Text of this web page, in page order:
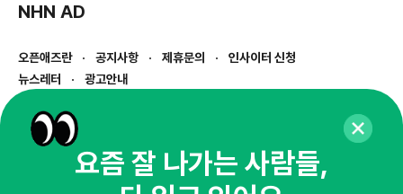
NHN AD
오픈애즈란 공지사항 제휴문의
인사이터 신청
뉴스레터
광고안내
경기도 성남시 분당구 대왕판교로645번길 16
사업자등록번호 : 144-81-27690(
통신판매업신고번호 : 2014-경기성남-1023
호스팅서비스사업자 : 오픈애즈
요즘 잘 나가는 사람들,